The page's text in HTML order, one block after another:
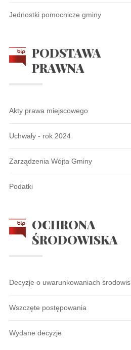
Jednostki pomocnicze gminy
PODSTAWA
PRAWNA
Akty prawa miejscowego
Uchwały - rok 2024
Zarządzenia Wójta Gminy
Podatki
OCHRONA
ŚRODOWISKA
Decyzje o uwarunkowaniach
Wszczęte postępowania
Wydane decyzje